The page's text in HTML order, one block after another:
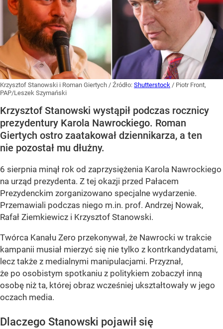
Krzysztof Stanowski i Roman Giertych / Źródło: Shutterstock / Piotr Front,
PAP/Leszek Szymański
Krzysztof Stanowski wystąpił podczas rocznicy
prezydentury Karola Nawrockiego. Roman
Giertych ostro zaatakował dziennikarza, a ten
nie pozostał mu dłużny.
6 sierpnia minął rok od zaprzysiężenia Karola Nawrockiego
na urząd prezydenta. Z tej okazji przed Pałacem
Prezydenckim zorganizowano specjalne wydarzenie.
Przemawiali podczas niego m.in. prof. Andrzej Nowak,
Rafał Ziemkiewicz i Krzysztof Stanowski.
Twórca Kanału Zero przekonywał, że Nawrocki w trakcie
kampanii musiał mierzyć się nie tylko z kontrkandydatami,
lecz także z medialnymi manipulacjami. Przyznał,
że po osobistym spotkaniu z politykiem zobaczył inną
osobę niż ta, której obraz wcześniej ukształtowały w jego
oczach media.
Dlaczego Stanowski pojawił się